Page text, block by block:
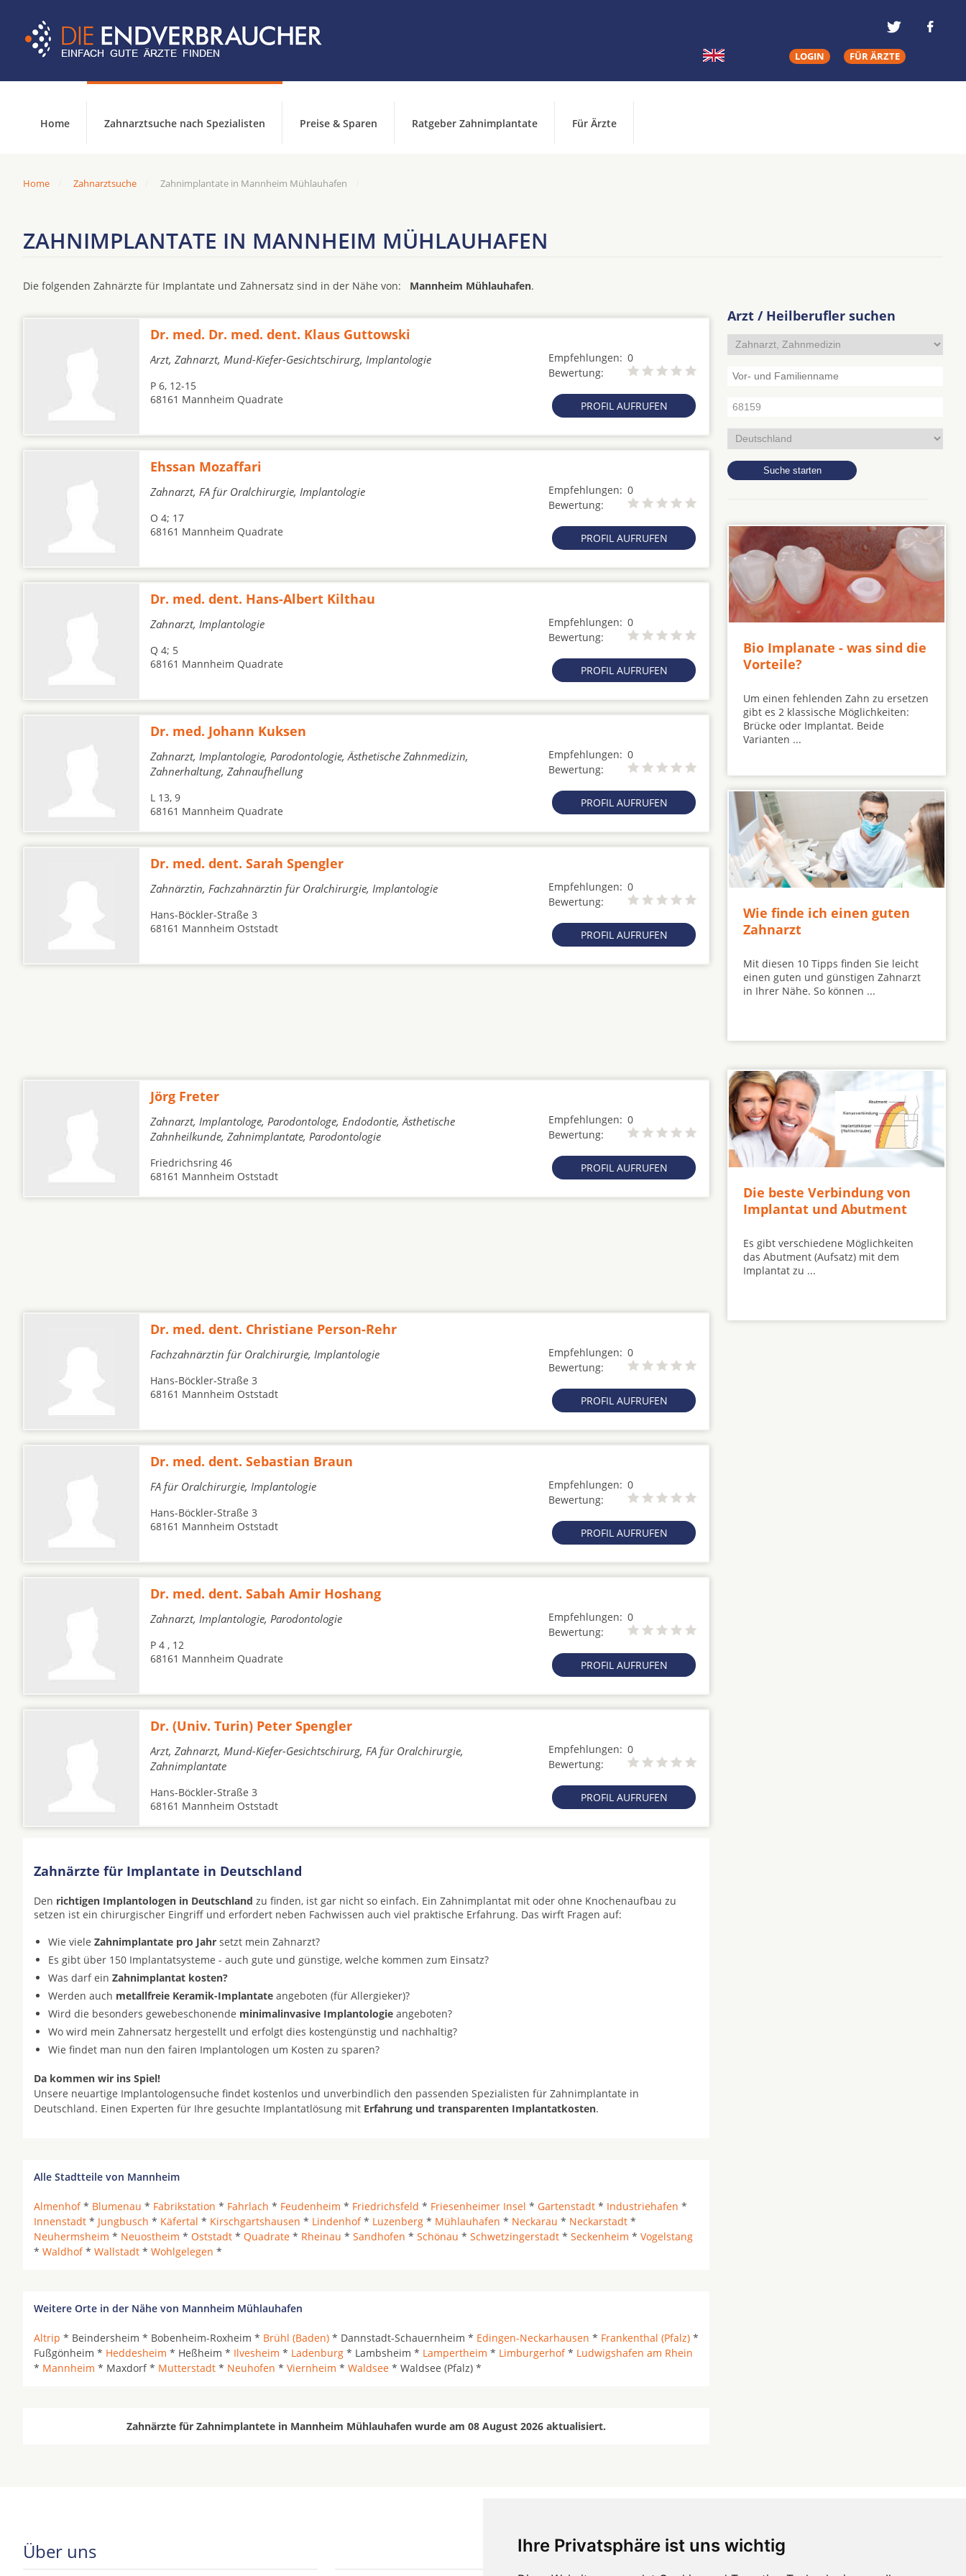
Ihre Privatsphäre ist uns wichtig
LOGIN FÜR ÄRZTE
Home Zahnarztsuche nach Spezialisten Preise & Sparen Ratgeber Zahnimplantate Für Ärzte
Home Zahnarztsuche Zahnimplantate in Mannheim Mühlauhafen
ZAHNIMPLANTATE IN MANNHEIM MÜHLAUHAFEN
Die folgenden Zahnärzte für Implantate und Zahnersatz sind in der Nähe von: Mannheim Mühlauhafen.
Dr. med. Dr. med. dent. Klaus Guttowski
Arzt, Zahnarzt, Mund-Kiefer-Gesichtschirurg, Implantologie Empfehlungen: 0
Bewertung:
PROFIL AUFRUFEN
P 6, 12-15
68161 Mannheim Quadrate
Ehssan Mozaffari
Zahnarzt, FA für Oralchirurgie, Implantologie Empfehlungen: 0
Bewertung:
PROFIL AUFRUFEN
O 4; 17
68161 Mannheim Quadrate
Dr. med. dent. Hans-Albert Kilthau
Zahnarzt, Implantologie Empfehlungen: 0
Bewertung:
PROFIL AUFRUFEN
Q 4; 5
68161 Mannheim Quadrate
Dr. med. Johann Kuksen
Zahnarzt, Implantologie, Parodontologie, Ästhetische Zahnmedizin,
Zahnerhaltung, Zahnaufhellung
Empfehlungen: 0
Bewertung:
PROFIL AUFRUFEN
L 13, 9
68161 Mannheim Quadrate
Dr. med. dent. Sarah Spengler
Zahnärztin, Fachzahnärztin für Oralchirurgie, Implantologie Empfehlungen: 0
Bewertung:
PROFIL AUFRUFEN
Hans-Böckler-Straße 3
68161 Mannheim Oststadt
Jörg Freter
Zahnarzt, Implantologe, Parodontologe, Endodontie, Ästhetische
Zahnheilkunde, Zahnimplantate, Parodontologie
Empfehlungen: 0
Bewertung:
PROFIL AUFRUFEN
Friedrichsring 46
68161 Mannheim Oststadt
Dr. med. dent. Christiane Person-Rehr
Fachzahnärztin für Oralchirurgie, Implantologie Empfehlungen: 0
Bewertung:
PROFIL AUFRUFEN
Hans-Böckler-Straße 3
68161 Mannheim Oststadt
Dr. med. dent. Sebastian Braun
FA für Oralchirurgie, Implantologie Empfehlungen: 0
Bewertung:
PROFIL AUFRUFEN
Hans-Böckler-Straße 3
68161 Mannheim Oststadt
Dr. med. dent. Sabah Amir Hoshang
Zahnarzt, Implantologie, Parodontologie Empfehlungen: 0
Bewertung:
PROFIL AUFRUFEN
P 4 , 12
68161 Mannheim Quadrate
Dr. (Univ. Turin) Peter Spengler
Arzt, Zahnarzt, Mund-Kiefer-Gesichtschirurg, FA für Oralchirurgie,
Zahnimplantate
Empfehlungen: 0
Bewertung:
PROFIL AUFRUFEN
Hans-Böckler-Straße 3
68161 Mannheim Oststadt
Zahnärzte für Implantate in Deutschland
Den richtigen Implantologen in Deutschland zu finden, ist gar nicht so einfach. Ein Zahnimplantat mit oder ohne Knochenaufbau zu
setzen ist ein chirurgischer Eingriff und erfordert neben Fachwissen auch viel praktische Erfahrung. Das wirft Fragen auf:
Wie viele Zahnimplantate pro Jahr setzt mein Zahnarzt?
Es gibt über 150 Implantatsysteme - auch gute und günstige, welche kommen zum Einsatz?
Was darf ein Zahnimplantat kosten?
Werden auch metallfreie Keramik-Implantate angeboten (für Allergieker)?
Wird die besonders gewebeschonende minimalinvasive Implantologie angeboten?
Wo wird mein Zahnersatz hergestellt und erfolgt dies kostengünstig und nachhaltig?
Wie findet man nun den fairen Implantologen um Kosten zu sparen?
Da kommen wir ins Spiel!
Unsere neuartige Implantologensuche findet kostenlos und unverbindlich den passenden Spezialisten für Zahnimplantate in
Deutschland. Einen Experten für Ihre gesuchte Implantatlösung mit Erfahrung und transparenten Implantatkosten.
Alle Stadtteile von Mannheim
Almenhof* Blumenau * Fabrikstation * Fahrlach * Feudenheim * Friedrichsfeld * Friesenheimer Insel * Gartenstadt * Industriehafen *
Innenstadt * Jungbusch * Käfertal * Kirschgartshausen * Lindenhof* Luzenberg * Mühlauhafen * Neckarau * Neckarstadt *
Neuhermsheim * Neuostheim * Oststadt * Quadrate * Rheinau * Sandhofen * Schönau * Schwetzingerstadt * Seckenheim * Vogelstang
* Waldhof* Wallstadt * Wohlgelegen *
Weitere Orte in der Nähe von Mannheim Mühlauhafen
Altrip * Beindersheim * Bobenheim-Roxheim * Brühl (Baden) * Dannstadt-Schauernheim * Edingen-Neckarhausen * Frankenthal (Pfalz) *
Fußgönheim * Heddesheim * Heßheim * Ilvesheim * Ladenburg * Lambsheim * Lampertheim * Limburgerhof* Ludwigshafen am Rhein
* Mannheim * Maxdorf * Mutterstadt * Neuhofen * Viernheim * Waldsee * Waldsee (Pfalz) *
Zahnärzte für Zahnimplantete in Mannheim Mühlauhafen wurde am 08 August 2026 aktualisiert.
Arzt / Heilberufler suchen
Bio Implanate - was sind die
Vorteile?
Um einen fehlenden Zahn zu ersetzen
gibt es 2 klassische Möglichkeiten:
Brücke oder Implantat. Beide
Varianten ...
Wie finde ich einen guten
Zahnarzt
Mit diesen 10 Tipps finden Sie leicht
einen guten und günstigen Zahnarzt
in Ihrer Nähe. So können ...
Die beste Verbindung von
Implantat und Abutment
Es gibt verschiedene Möglichkeiten
das Abutment (Aufsatz) mit dem
Implantat zu ...
Über uns mehr ...